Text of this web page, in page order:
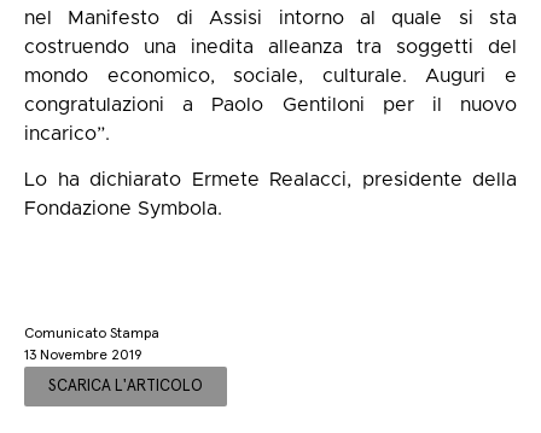
nel Manifesto di Assisi intorno al quale si sta
costruendo una inedita alleanza tra soggetti del
mondo economico, sociale, culturale. Auguri e
congratulazioni a Paolo Gentiloni per il nuovo
incarico”.
Lo ha dichiarato Ermete Realacci, presidente della
Fondazione Symbola.
Comunicato Stampa
13 Novembre 2019
SCARICA L'ARTICOLO